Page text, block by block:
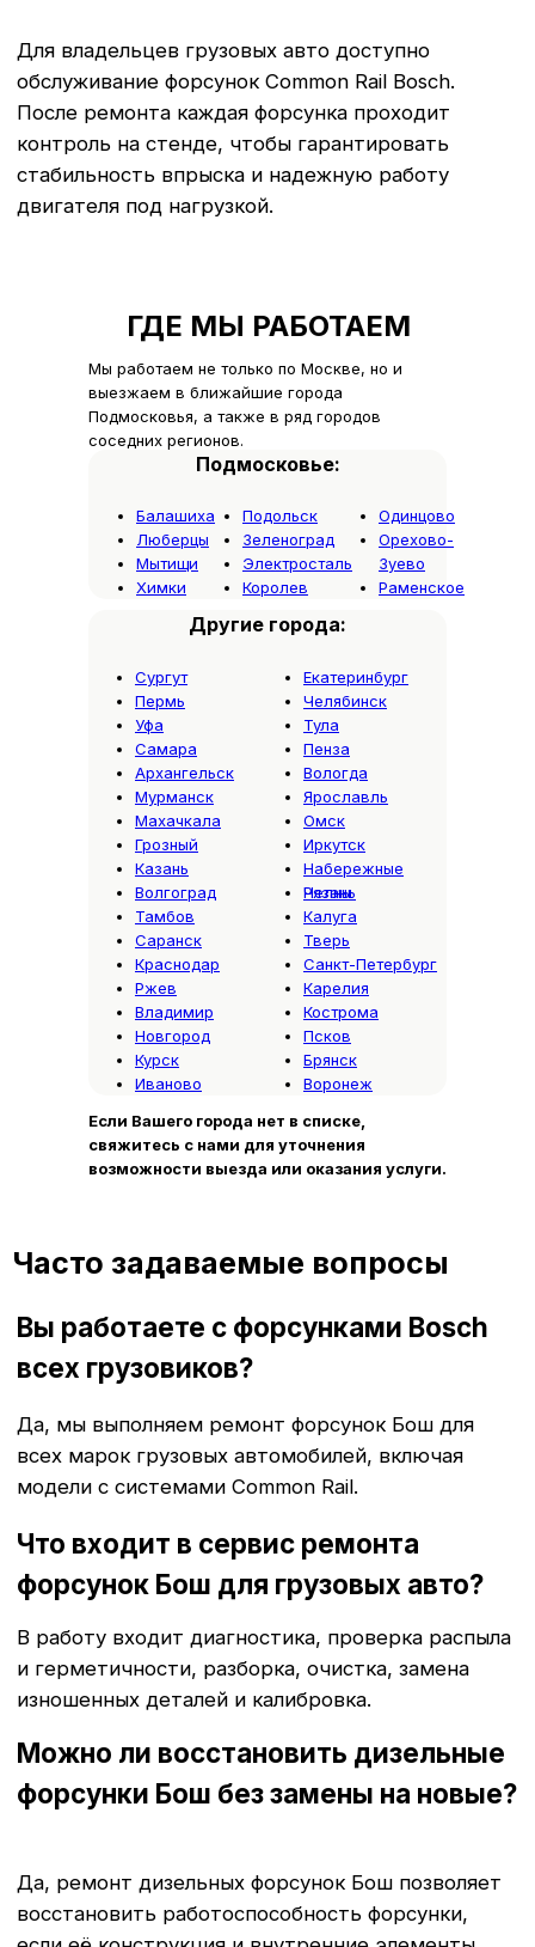
Даже качественно восстановленная
форсунка требует правильной
эксплуатации. Для увеличения ресурса
рекомендуется регулярно
контролировать состояние топливной
системы и не откладывать диагностику
при появлении первых симптомов
неисправности.
ГДЕ МЫ РАБОТАЕМ
Мы работаем не только по Москве, но и
выезжаем в ближайшие города
Подмосковья, а также в ряд городов
соседних регионов.
Если Вашего города нет в списке,
свяжитесь с нами для уточнения
возможности выезда или оказания услуги.
Подмосковье:
Другие города:
Сургут
Пермь
Уфа
Самара
Архангельск
Мурманск
Махачкала
Грозный
Казань
Волгоград
Тамбов
Саранск
Краснодар
Ржев
Владимир
Новгород
Курск
Иваново
Балашиха
Люберцы
Мытищи
Химки
Екатеринбург
Челябинск
Тула
Пенза
Вологда
Ярославль
Омск
Иркутск
Набережные
Челны
Рязань
Калуга
Тверь
Санкт-Петербург
Карелия
Кострома
Псков
Брянск
Воронеж
Одинцово
Орехово-
Зуево
Раменское
Подольск
Зеленоград
Электросталь
Королев